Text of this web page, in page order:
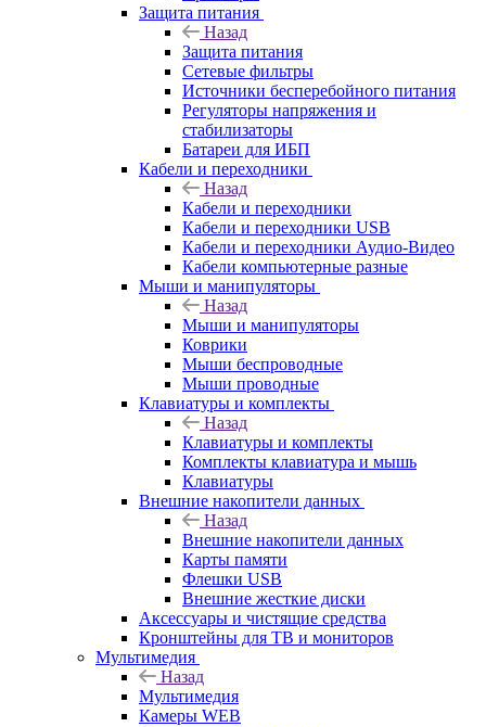
Защита питания
Назад
Защита питания
Сетевые фильтры
Источники бесперебойного питания
Регуляторы напряжения и
стабилизаторы
Батареи для ИБП
Кабели и переходники
Назад
Кабели и переходники
Кабели и переходники USB
Кабели и переходники Аудио-Видео
Кабели компьютерные разные
Мыши и манипуляторы
Назад
Мыши и манипуляторы
Коврики
Мыши беспроводные
Мыши проводные
Клавиатуры и комплекты
Назад
Клавиатуры и комплекты
Комплекты клавиатура и мышь
Клавиатуры
Внешние накопители данных
Назад
Внешние накопители данных
Карты памяти
Флешки USB
Внешние жесткие диски
Аксессуары и чистящие средства
Кронштейны для ТВ и мониторов
Мультимедия
Назад
Мультимедия
Камеры WEB